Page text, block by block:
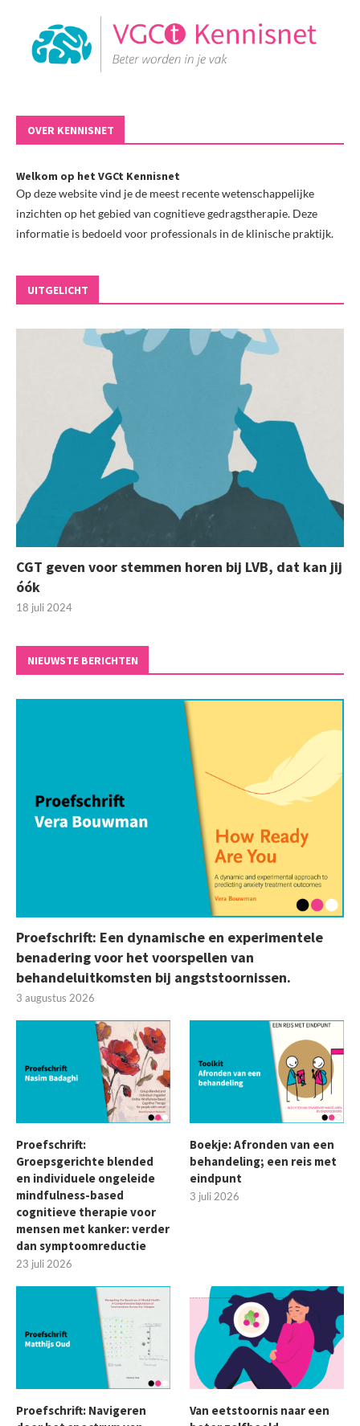
OVER KENNISNET
Welkom op het VGCt Kennisnet
Op deze website vind je de meest recente wetenschappelijke
inzichten op het gebied van cognitieve gedragstherapie. Deze
informatie is bedoeld voor professionals in de klinische praktijk.
UITGELICHT
CGT geven voor stemmen horen bij LVB, dat kan jij
óók
18 juli 2024
NIEUWSTE BERICHTEN
Proefschrift: Een dynamische en experimentele
benadering voor het voorspellen van
behandeluitkomsten bij angststoornissen.
3 augustus 2026
Proefschrift:
Groepsgerichte blended
en individuele ongeleide
mindfulness-based
cognitieve therapie voor
mensen met kanker: verder
dan symptoomreductie
23 juli 2026
Boekje: Afronden van een
behandeling; een reis met
eindpunt
3 juli 2026
Proefschrift: Navigeren
Van eetstoornis naar een